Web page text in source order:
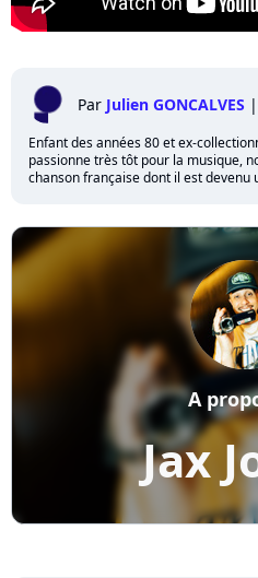
Par Julien GONCALVES |
Enfant des années 80 et ex-
passionne très tôt pour la musique,
chanson française dont il est devenu
Jax
A